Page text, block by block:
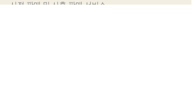
사전 판매 및 사후 판매 서비스